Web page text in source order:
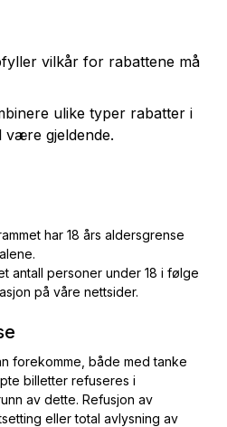
vilkår for rabattene må
ulike typer rabatter i
være gjeldende.
har 18 års aldersgrense
antall personer under 18 i følge
på våre nettsider.
forekomme, både med tanke
billetter refuseres i
av dette. Refusjon av
eller total avlysning av